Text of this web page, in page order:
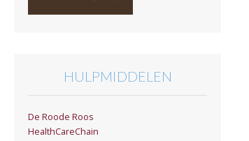
HULPMIDDELEN
De Roode Roos
HealthCareChain